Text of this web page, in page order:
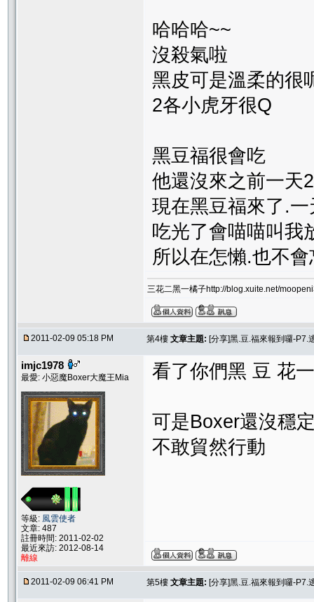
哈哈哈~~
沒殺氣啦
黑皮可是溫柔的很
2各小虎牙很Q
黑豆福很會吃
他還沒來之前一天
現在黑豆福來了.
吃光了會喵喵叫我
所以在怎懶.也不
三花二黑一橘子http://blog.xuite.net/
2011-02-09 05:18 PM 第4樓 文章主題: [分享]黑.豆.福來報到囉-P7.
imjc1978
最愛: 小惡魔Boxer大魔王Mia
等級: 風雲使者
文章: 487
註冊時間: 2011-02-02
最近來訪: 2012-08-14
離線
看了你們黑 豆 花
可是Boxer還沒穩
不敢貿然行動
2011-02-09 06:41 PM 第5樓 文章主題: [分享]黑.豆.福來報到囉-P7.